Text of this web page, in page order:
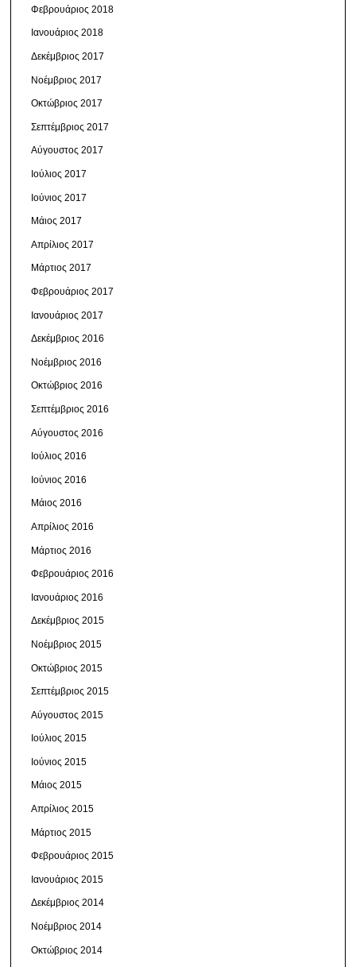
Φεβρουάριος 2018
Ιανουάριος 2018
Δεκέμβριος 2017
Νοέμβριος 2017
Οκτώβριος 2017
Σεπτέμβριος 2017
Αύγουστος 2017
Ιούλιος 2017
Ιούνιος 2017
Μάιος 2017
Απρίλιος 2017
Μάρτιος 2017
Φεβρουάριος 2017
Ιανουάριος 2017
Δεκέμβριος 2016
Νοέμβριος 2016
Οκτώβριος 2016
Σεπτέμβριος 2016
Αύγουστος 2016
Ιούλιος 2016
Ιούνιος 2016
Μάιος 2016
Απρίλιος 2016
Μάρτιος 2016
Φεβρουάριος 2016
Ιανουάριος 2016
Δεκέμβριος 2015
Νοέμβριος 2015
Οκτώβριος 2015
Σεπτέμβριος 2015
Αύγουστος 2015
Ιούλιος 2015
Ιούνιος 2015
Μάιος 2015
Απρίλιος 2015
Μάρτιος 2015
Φεβρουάριος 2015
Ιανουάριος 2015
Δεκέμβριος 2014
Νοέμβριος 2014
Οκτώβριος 2014